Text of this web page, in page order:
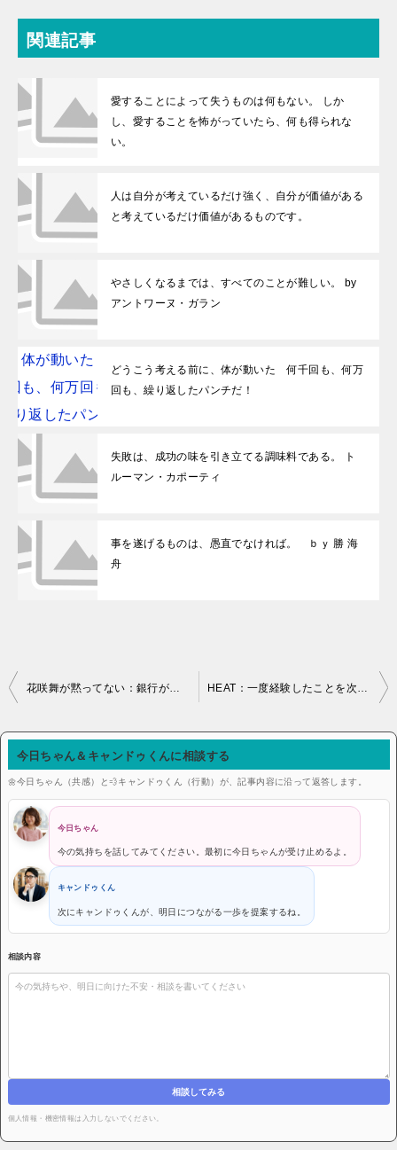
関連記事
愛することによって失うものは何もない。 しか
し、愛することを怖がっていたら、何も得られな
い。
人は自分が考えているだけ強く、自分が価値がある
と考えているだけ価値があるものです。
やさしくなるまでは、すべてのことが難しい。 by
アントワーヌ・ガラン
どうこう考える前に、体が動いた 何千回も、何万
回も、繰り返したパンチだ！
失敗は、成功の味を引き立てる調味料である。 ト
ルーマン・カポーティ
事を遂げるものは、愚直でなければ。 ｂｙ 勝 海
舟
投稿ナビゲーション 花咲舞が黙ってない：銀行が扱うのはお金だけど、接するのは人だ HEAT：一度経験したことを次にどう活かせるか、それを考えることの方が重要ではないでしょうか。
今日ちゃん＆キャンドゥくんに相談する
🌼今日ちゃん（共感）と💨キャンドゥくん（行動）が、記事内容に沿って返答します。
今日ちゃん
今の気持ちを話してみてください。最初に今日ちゃんが受け止めるよ。
キャンドゥくん
次にキャンドゥくんが、明日につながる一歩を提案するね。
相談内容
相談してみる
個人情報・機密情報は入力しないでください。